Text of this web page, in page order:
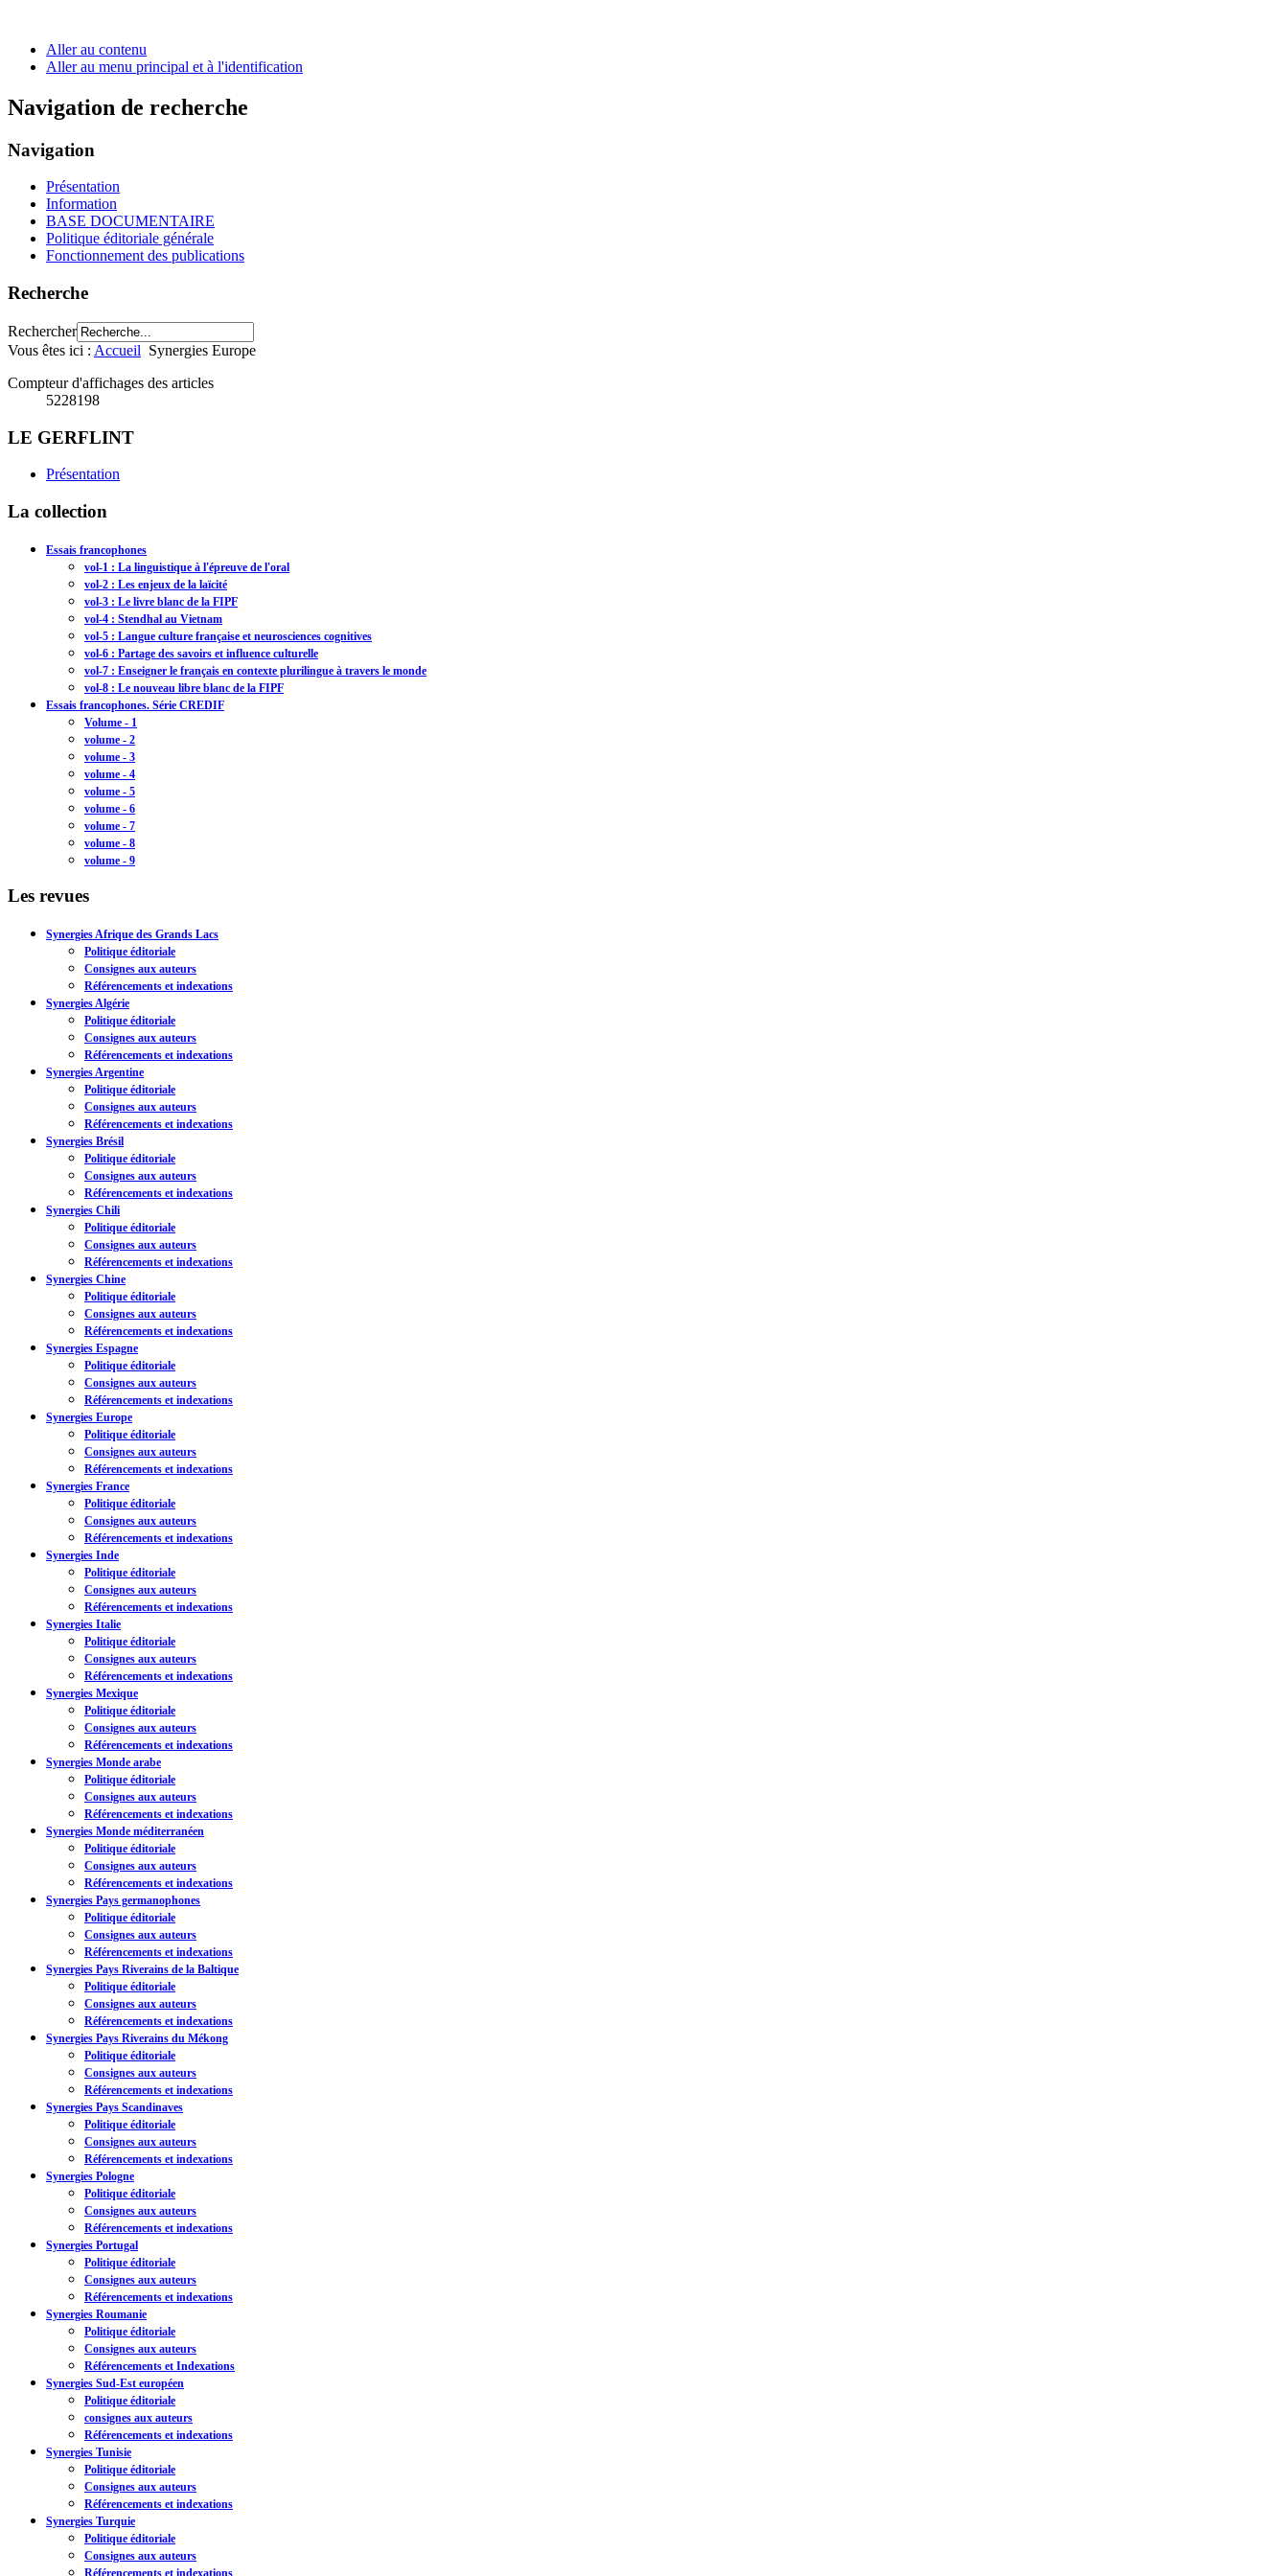
Aller au contenu
Aller au menu principal et à l'identification
Navigation de recherche
Navigation
Présentation
Information
BASE DOCUMENTAIRE
Politique éditoriale générale
Fonctionnement des publications
Recherche
Rechercher
Vous êtes ici : Accueil Synergies Europe
Compteur d'affichages des articles
5228198
LE GERFLINT
Présentation
La collection
Essais francophones
vol-1 : La linguistique à l'épreuve de l'oral
vol-2 : Les enjeux de la laïcité
vol-3 : Le livre blanc de la FIPF
vol-4 : Stendhal au Vietnam
vol-5 : Langue culture française et neurosciences cognitives
vol-6 : Partage des savoirs et influence culturelle
vol-7 : Enseigner le français en contexte plurilingue à travers le monde
vol-8 : Le nouveau libre blanc de la FIPF
Essais francophones. Série CREDIF
Volume - 1
volume - 2
volume - 3
volume - 4
volume - 5
volume - 6
volume - 7
volume - 8
volume - 9
Les revues
Synergies Afrique des Grands Lacs
Politique éditoriale
Consignes aux auteurs
Référencements et indexations
Synergies Algérie
Politique éditoriale
Consignes aux auteurs
Référencements et indexations
Synergies Argentine
Politique éditoriale
Consignes aux auteurs
Référencements et indexations
Synergies Brésil
Politique éditoriale
Consignes aux auteurs
Référencements et indexations
Synergies Chili
Politique éditoriale
Consignes aux auteurs
Référencements et indexations
Synergies Chine
Politique éditoriale
Consignes aux auteurs
Référencements et indexations
Synergies Espagne
Politique éditoriale
Consignes aux auteurs
Référencements et indexations
Synergies Europe
Politique éditoriale
Consignes aux auteurs
Référencements et indexations
Synergies France
Politique éditoriale
Consignes aux auteurs
Référencements et indexations
Synergies Inde
Politique éditoriale
Consignes aux auteurs
Référencements et indexations
Synergies Italie
Politique éditoriale
Consignes aux auteurs
Référencements et indexations
Synergies Mexique
Politique éditoriale
Consignes aux auteurs
Référencements et indexations
Synergies Monde arabe
Politique éditoriale
Consignes aux auteurs
Référencements et indexations
Synergies Monde méditerranéen
Politique éditoriale
Consignes aux auteurs
Référencements et indexations
Synergies Pays germanophones
Politique éditoriale
Consignes aux auteurs
Référencements et indexations
Synergies Pays Riverains de la Baltique
Politique éditoriale
Consignes aux auteurs
Référencements et indexations
Synergies Pays Riverains du Mékong
Politique éditoriale
Consignes aux auteurs
Référencements et indexations
Synergies Pays Scandinaves
Politique éditoriale
Consignes aux auteurs
Référencements et indexations
Synergies Pologne
Politique éditoriale
Consignes aux auteurs
Référencements et indexations
Synergies Portugal
Politique éditoriale
Consignes aux auteurs
Référencements et indexations
Synergies Roumanie
Politique éditoriale
Consignes aux auteurs
Référencements et Indexations
Synergies Sud-Est européen
Politique éditoriale
consignes aux auteurs
Référencements et indexations
Synergies Tunisie
Politique éditoriale
Consignes aux auteurs
Référencements et indexations
Synergies Turquie
Politique éditoriale
Consignes aux auteurs
Référencements et indexations